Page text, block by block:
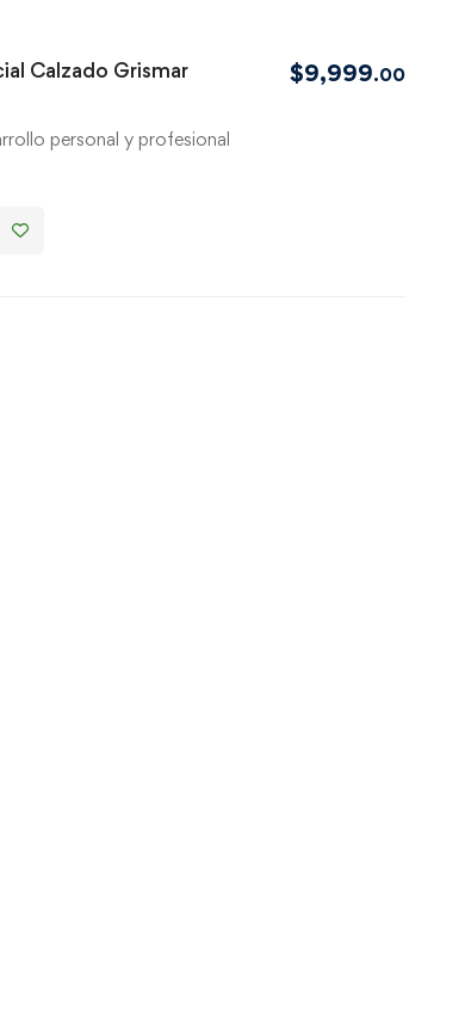
Calzado Grismar
personal y profesional
$9,999.00